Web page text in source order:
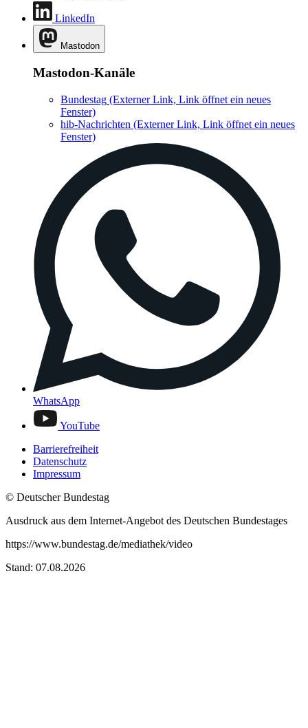
LinkedIn
Mastodon
Mastodon-Kanäle
Bundestag (Externer Link, Link öffnet ein neues
Fenster)
hib-Nachrichten (Externer Link, Link öffnet ein neues
Fenster)
WhatsApp
YouTube
Barrierefreiheit
Datenschutz
Impressum
© Deutscher Bundestag
Ausdruck aus dem Internet-Angebot des Deutschen Bundestages
https://www.bundestag.de/mediathek/video
Stand: 07.08.2026